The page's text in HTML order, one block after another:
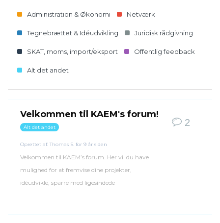
Administration & Økonomi Netværk
Tegnebrættet & Idéudvikling Juridisk rådgivning
SKAT, moms, import/eksport Offentlig feedback
Alt det andet
Velkommen til KAEM's forum!
Alt det andet
Oprettet af: Thomas S. for 9 år siden
Velkommen til KAEM’s forum. Her vil du have
mulighed for at fremvise dine projekter,
idéudvikle, sparre med ligesindede
2